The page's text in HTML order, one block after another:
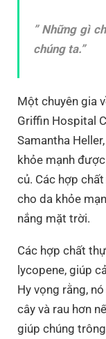
” Những gì
chúng ta.”
Một chuyên gia
Griffin Hospital
Samantha
khỏe mạnh
củ. Các hợp
cho da khỏe
nắng mặt trời.
Các hợp chất
lycopene, giúp
Hy vọng rằng,
cây và rau hơn
giúp chúng